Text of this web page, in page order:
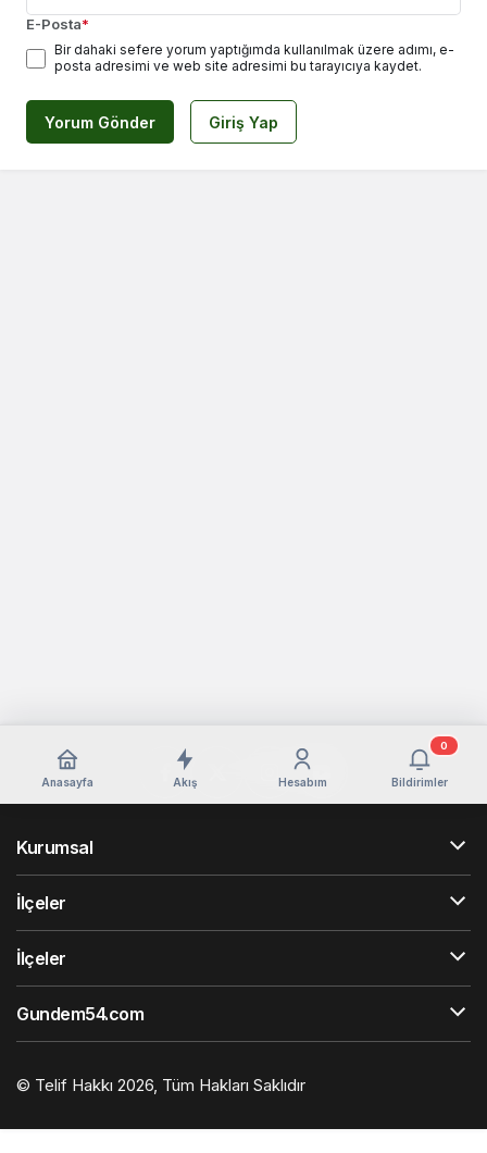
E-Posta*
Bir dahaki sefere yorum yaptığımda kullanılmak üzere adımı, e-
posta adresimi ve web site adresimi bu tarayıcıya kaydet.
Yorum Gönder Giriş Yap
Anasayfa Akış Hesabım Bildirimler
0
Kurumsal
İlçeler
İlçeler
Gundem54.com
© Telif Hakkı 2026, Tüm Hakları Saklıdır